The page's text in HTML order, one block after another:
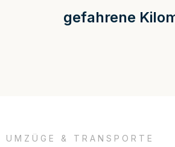
gefahrene
UMZÜGE & TRANSPORTE